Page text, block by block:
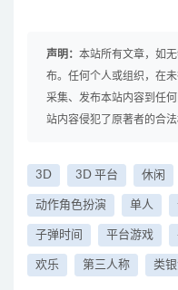
声明： 本站所有文章，如
布。任何个人或组织，在
采集、发布本站内容到任
站内容侵犯了原著者的合
3D 3D 平台 休闲
动作角色扮演 单人
子弹时间 平台游戏
欢乐 第三人称 类